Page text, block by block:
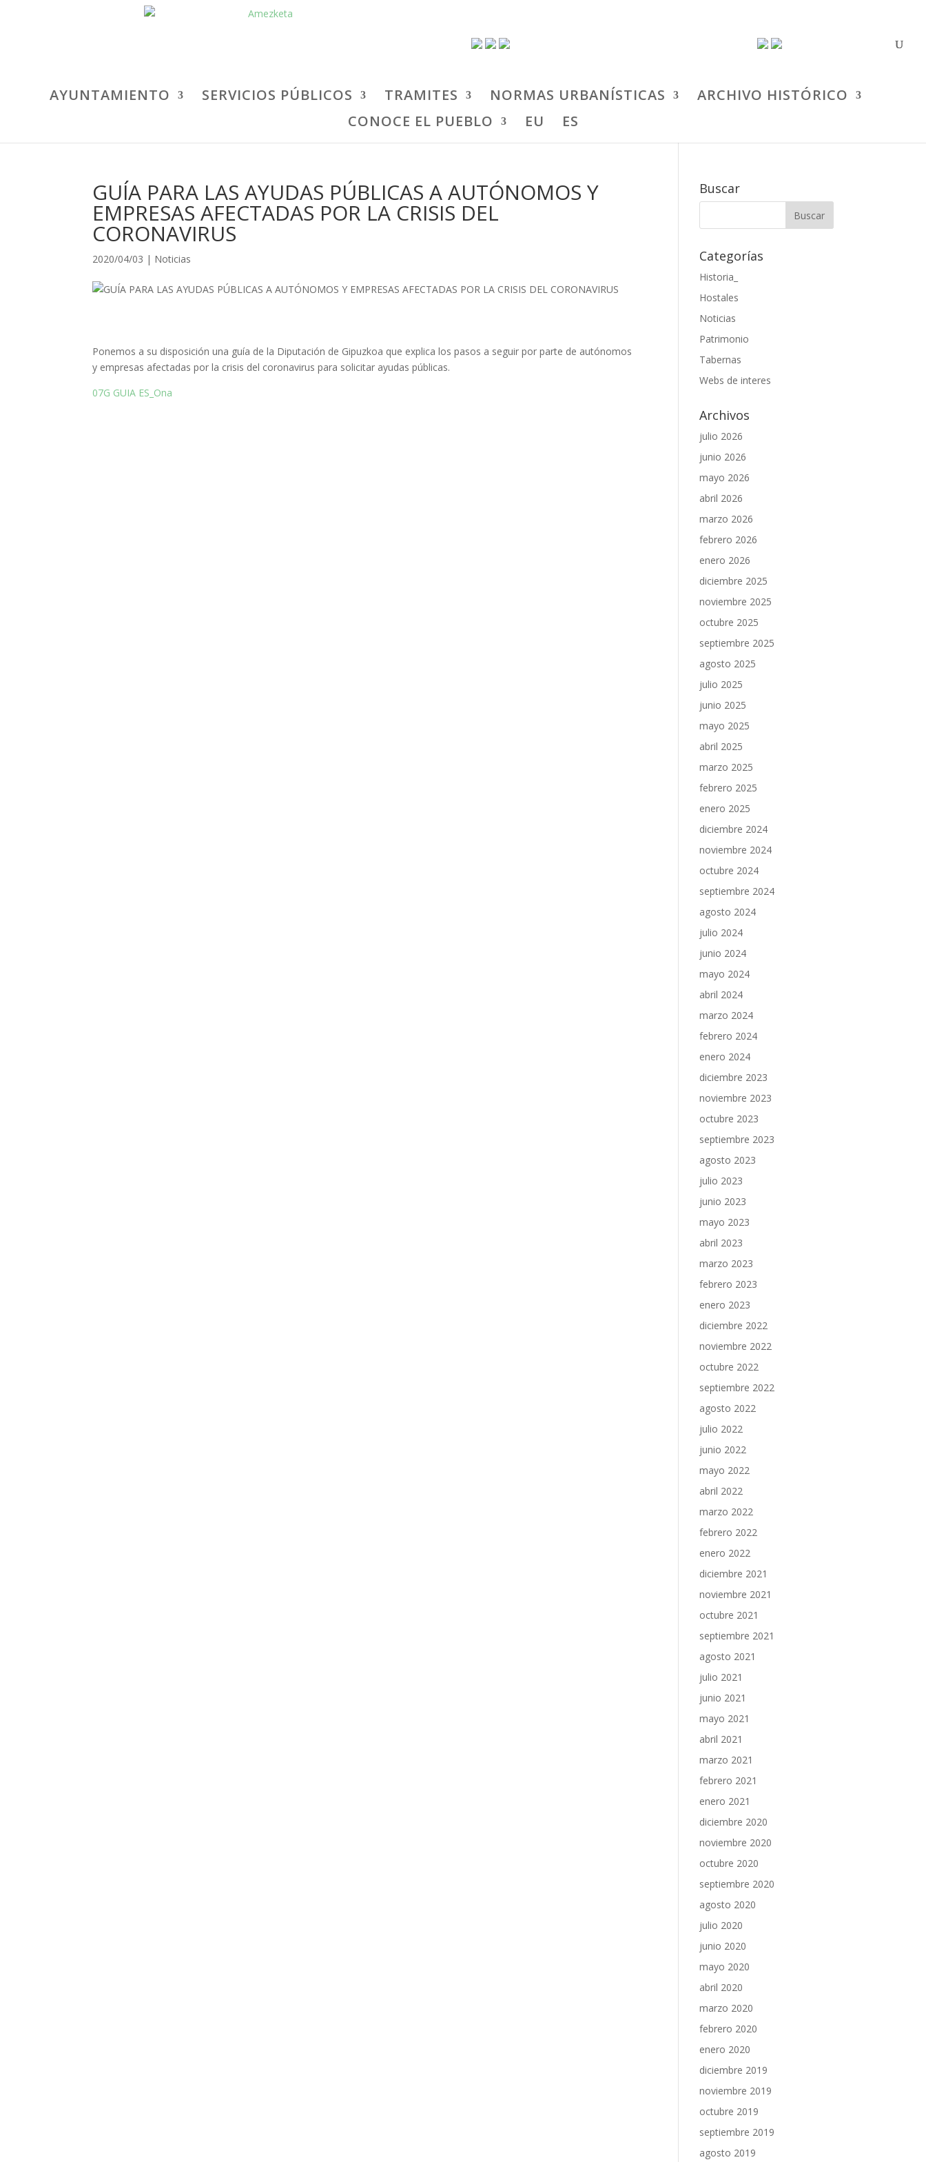
AYUNTAMIENTO SERVICIOS PÚBLICOS TRAMITES NORMAS URBANÍSTICAS
ARCHIVO HISTÓRICO
CONOCE EL PUEBLO
EU ES
GUÍA PARA LAS AYUDAS PÚBLICAS A AUTÓNOMOS Y
EMPRESAS AFECTADAS POR LA CRISIS DEL
CORONAVIRUS
2020/04/03 | Noticias
Ponemos a su disposición una guía de la Diputación de Gipuzkoa que explica los pasos a seguir por parte de autónomos
y empresas afectadas por la crisis del coronavirus para solicitar ayudas públicas.
07G GUIA ES_Ona
Buscar
Categorías
Historia_
Hostales
Noticias
Patrimonio
Tabernas
Webs de interes
Archivos
julio 2026
junio 2026
mayo 2026
abril 2026
marzo 2026
febrero 2026
enero 2026
diciembre 2025
noviembre 2025
octubre 2025
septiembre 2025
agosto 2025
julio 2025
junio 2025
mayo 2025
abril 2025
marzo 2025
febrero 2025
enero 2025
diciembre 2024
noviembre 2024
octubre 2024
septiembre 2024
agosto 2024
julio 2024
junio 2024
mayo 2024
abril 2024
marzo 2024
febrero 2024
enero 2024
diciembre 2023
noviembre 2023
octubre 2023
septiembre 2023
agosto 2023
julio 2023
junio 2023
mayo 2023
abril 2023
marzo 2023
febrero 2023
enero 2023
diciembre 2022
noviembre 2022
octubre 2022
septiembre 2022
agosto 2022
julio 2022
junio 2022
mayo 2022
abril 2022
marzo 2022
febrero 2022
enero 2022
diciembre 2021
noviembre 2021
octubre 2021
septiembre 2021
agosto 2021
julio 2021
junio 2021
mayo 2021
abril 2021
marzo 2021
febrero 2021
enero 2021
diciembre 2020
noviembre 2020
octubre 2020
septiembre 2020
agosto 2020
julio 2020
junio 2020
mayo 2020
abril 2020
marzo 2020
febrero 2020
enero 2020
diciembre 2019
noviembre 2019
octubre 2019
septiembre 2019
agosto 2019